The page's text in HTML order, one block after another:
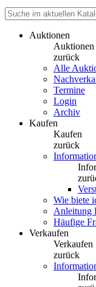
Auktionen
Auktionen
zurück
Alle
Termine
Login
Archiv
Kaufen
Kaufen
zurück
Wie biete
Anleitung
Häufige
Verkaufen
Verkaufen
zurück